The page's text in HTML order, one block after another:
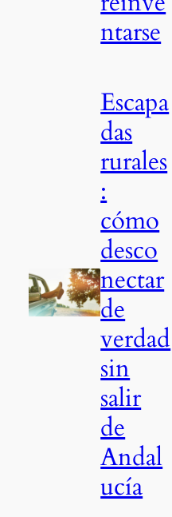
ntarse
Escapa
das
rurales
:
cómo
desco
nectar
de
verdad
sin
salir
de
Andal
ucía